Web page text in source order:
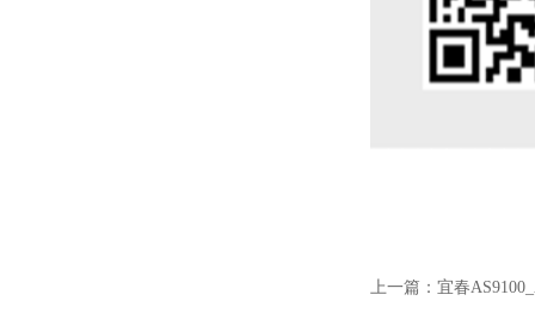
上一篇： 宜春